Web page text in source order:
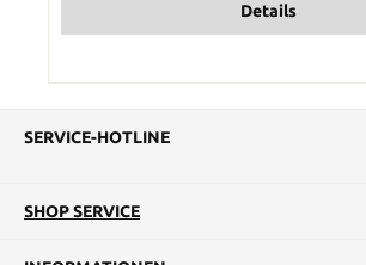
Details
SERVICE-HOTLINE
SHOP SERVICE